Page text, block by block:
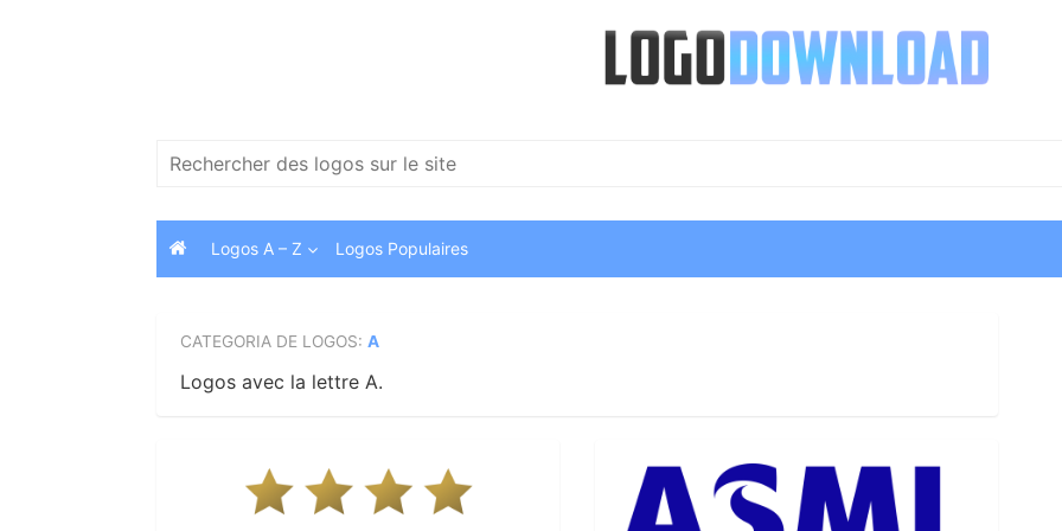
Search
Logos A – Z Logos Populaires
CATEGORIA DE LOGOS: A
Logos avec la lettre A.